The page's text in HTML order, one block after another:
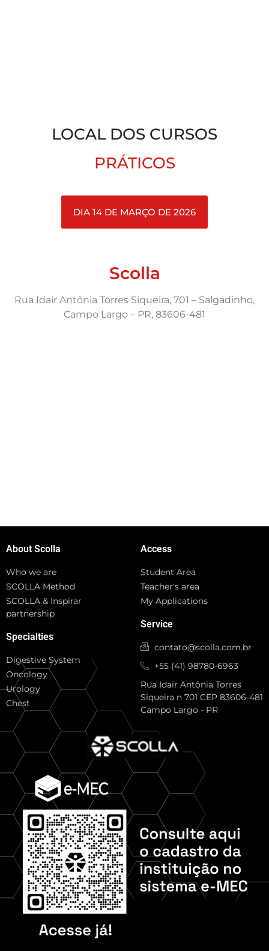
LOCAL DOS CURSOS
PRÁTICOS
DIA 14 DE MARÇO DE 2026
Scolla
Rua Idair Antônia Torres Siqueira, 701 – Salgadinho,
Campo Largo – PR, 83606-481
About Scolla
Who we are
SCOLLA Method
SCOLLA & Inspirar
partnership
Specialties
Digestive System
Oncology
Urology
Chest
Access
Student Area
Teacher's area
My Applications
Service
contato@scolla.com.br
+55 (41) 98780-6963
Rua Idair Antônia Torres
Siqueira n 701 CEP 83606-481
Campo Largo - PR